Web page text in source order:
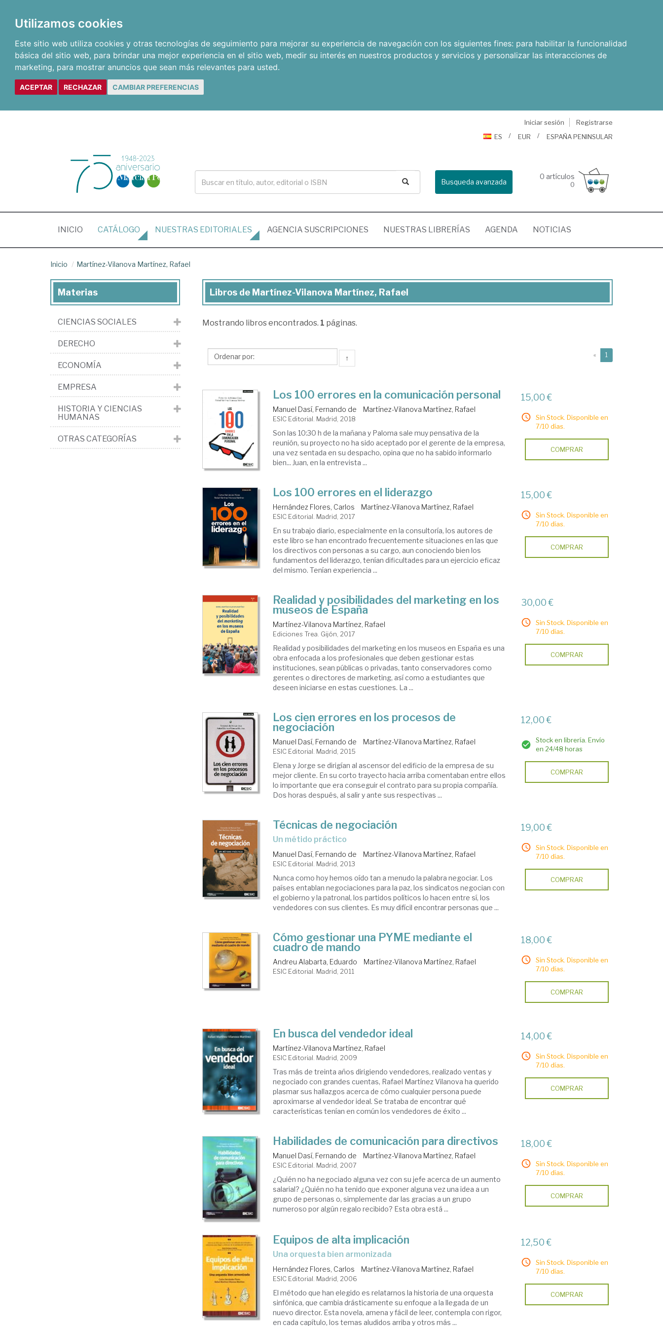
Utilizamos cookies
Este sitio web utiliza cookies y otras tecnologías de seguimiento para mejorar su experiencia de navegación con los siguientes fines: para habilitar la funcionalidad
básica del sitio web, para brindar una mejor experiencia en el sitio web, medir su interés en nuestros productos y servicios y personalizar las interacciones de
marketing, para mostrar anuncios que sean más relevantes para usted.
ACEPTAR RECHAZAR CAMBIAR PREFERENCIAS
Iniciar sesión
Registrarse
ES
EUR ESPAÑA PENINSULAR
Busqueda avanzada
0 artículos
0
INICIO (CURRENT)
CATÁLOGO NUESTRAS EDITORIALES AGENCIA SUSCRIPCIONES NUESTRAS LIBRERÍAS AGENDA NOTICIAS
Inicio Martínez-Vilanova Martínez, Rafael
Libros
Martínez-
Martínez,
Libros de Martínez-Vilanova Martínez, Rafael
Mostrando libros encontrados. 1 páginas.
↑ « 1
Los 100 errores en la comunicación personal
Manuel Dasí, Fernando de Martínez-Vilanova Martínez, Rafael
ESIC Editorial. Madrid, 2018
Son las 10:30 h de la mañana y Paloma sale muy pensativa de la
reunión, su proyecto no ha sido aceptado por el gerente de la empresa,
una vez sentada en su despacho, opina que no ha sabido informarlo
bien... Juan, en la entrevista ...
15,00 €
Sin Stock. Disponible en
7/10 días.
COMPRAR
Los 100 errores en el liderazgo
Hernández Flores, Carlos Martínez-Vilanova Martínez, Rafael
ESIC Editorial. Madrid, 2017
En su trabajo diario, especialmente en la consultoría, los autores de
este libro se han encontrado frecuentemente situaciones en las que
los directivos con personas a su cargo, aun conociendo bien los
fundamentos del liderazgo, tenían dificultades para un ejercicio eficaz
del mismo. Tenían experiencia ...
15,00 €
Sin Stock. Disponible en
7/10 días.
COMPRAR
Realidad y posibilidades del marketing en los
museos de España
Martínez-Vilanova Martínez, Rafael
Ediciones Trea. Gijón, 2017
Realidad y posibilidades del marketing en los museos en España es una
obra enfocada a los profesionales que deben gestionar estas
instituciones, sean públicas o privadas, tanto conservadores como
gerentes o directores de marketing, así como a estudiantes que
deseen iniciarse en estas cuestiones. La ...
30,00 €
Sin Stock. Disponible en
7/10 días.
COMPRAR
Los cien errores en los procesos de
negociación
Manuel Dasí, Fernando de Martínez-Vilanova Martínez, Rafael
ESIC Editorial. Madrid, 2015
Elena y Jorge se dirigían al ascensor del edificio de la empresa de su
mejor cliente. En su corto trayecto hacia arriba comentaban entre ellos
lo importante que era conseguir el contrato para su propia compañía.
Dos horas después, al salir y ante sus respectivas ...
12,00 €
Stock en librería. Envío
en 24/48 horas
COMPRAR
Técnicas de negociación
un métido práctico
Manuel Dasí, Fernando de Martínez-Vilanova Martínez, Rafael
ESIC Editorial. Madrid, 2013
Nunca como hoy hemos oído tan a menudo la palabra negociar. Los
países entablan negociaciones para la paz, los sindicatos negocian con
el gobierno y la patronal, los partidos políticos lo hacen entre sí, los
vendedores con sus clientes. Es muy difícil encontrar personas que ...
19,00 €
Sin Stock. Disponible en
7/10 días.
COMPRAR
Cómo gestionar una PYME mediante el
cuadro de mando
Andreu Alabarta, Eduardo Martínez-Vilanova Martínez, Rafael
ESIC Editorial. Madrid, 2011
18,00 €
Sin Stock. Disponible en
7/10 días.
COMPRAR
En busca del vendedor ideal
Martínez-Vilanova Martínez, Rafael
ESIC Editorial. Madrid, 2009
Tras más de treinta años dirigiendo vendedores, realizado ventas y
negociado con grandes cuentas, Rafael Martínez Vilanova ha querido
plasmar sus hallazgos acerca de cómo cualquier persona puede
aproximarse al vendedor ideal. Se trataba de encontrar qué
características tenían en común los vendedores de éxito ...
14,00 €
Sin Stock. Disponible en
7/10 días.
COMPRAR
Habilidades de comunicación para directivos
Manuel Dasí, Fernando de Martínez-Vilanova Martínez, Rafael
ESIC Editorial. Madrid, 2007
¿Quién no ha negociado alguna vez con su jefe acerca de un aumento
salarial? ¿Quién no ha tenido que exponer alguna vez una idea a un
grupo de personas o, simplemente dar las gracias a un grupo
numeroso por algún regalo recibido? Esta obra está ...
18,00 €
Sin Stock. Disponible en
7/10 días.
COMPRAR
Equipos de alta implicación
una orquesta bien armonizada
Hernández Flores, Carlos Martínez-Vilanova Martínez, Rafael
ESIC Editorial. Madrid, 2006
El método que han elegido es relatarnos la historia de una orquesta
sinfónica, que cambia drásticamente su enfoque a la llegada de un
nuevo director. Esta novela, amena y fácil de leer, contempla con rigor,
en cada capítulo, los temas aludidos arriba y otros más ...
12,50 €
Sin Stock. Disponible en
7/10 días.
COMPRAR
Materias
CIENCIAS SOCIALES
DERECHO
ECONOMÍA
EMPRESA
HISTORIA Y CIENCIAS
HUMANAS
OTRAS CATEGORÍAS